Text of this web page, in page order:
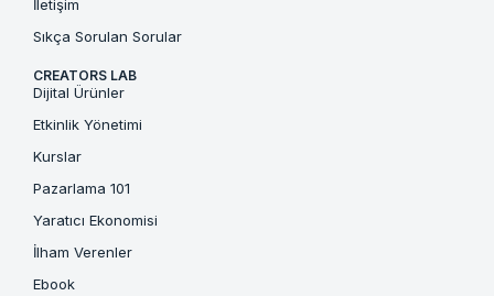
İletişim
Sıkça Sorulan Sorular
CREATORS LAB
Dijital Ürünler
Etkinlik Yönetimi
Kurslar
Pazarlama 101
Yaratıcı Ekonomisi
İlham Verenler
Ebook